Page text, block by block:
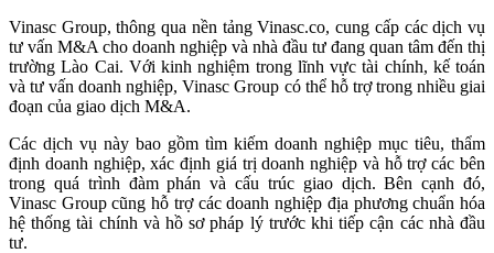
Vinasc Group, thông qua nền tảng Vinasc.co, cung cấp các dịch vụ
tư vấn M&A cho doanh nghiệp và nhà đầu tư đang quan tâm đến thị
trường Lào Cai. Với kinh nghiệm trong lĩnh vực tài chính, kế toán
và tư vấn doanh nghiệp, Vinasc Group có thể hỗ trợ trong nhiều giai
đoạn của giao dịch M&A.
Các dịch vụ này bao gồm tìm kiếm doanh nghiệp mục tiêu, thẩm
định doanh nghiệp, xác định giá trị doanh nghiệp và hỗ trợ các bên
trong quá trình đàm phán và cấu trúc giao dịch. Bên cạnh đó,
Vinasc Group cũng hỗ trợ các doanh nghiệp địa phương chuẩn hóa
hệ thống tài chính và hồ sơ pháp lý trước khi tiếp cận các nhà đầu
tư.